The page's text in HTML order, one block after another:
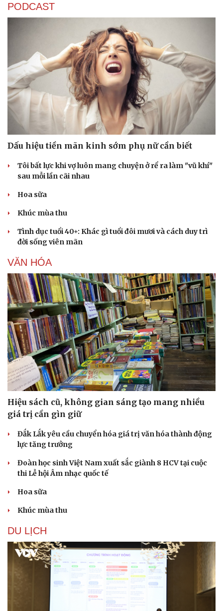
Văn hóa
Sân khấu - Điện ảnh
Văn học
Âm nhạc
Di sản
Giải trí
Nghệ sĩ
Thời trang
Sao Việt
PODCAST
Dấu hiệu tiền mãn kinh sớm phụ nữ cần biết
Tôi bất lực khi vợ luôn mang chuyện ở rể ra làm "vũ khí"
sau mỗi lần cãi nhau
Hoa sữa
Khúc mùa thu
Tình dục tuổi 40+: Khác gì tuổi đôi mươi và cách duy trì
đời sống viên mãn
VĂN HÓA
Hiệu sách cũ, không gian sáng tạo mang nhiều
giá trị cần gìn giữ
Đắk Lắk yêu cầu chuyển hóa giá trị văn hóa thành động
lực tăng trưởng
Đoàn học sinh Việt Nam xuất sắc giành 8 HCV tại cuộc
thi Lễ hội Âm nhạc quốc tế
Hoa sữa
Khúc mùa thu
DU LỊCH